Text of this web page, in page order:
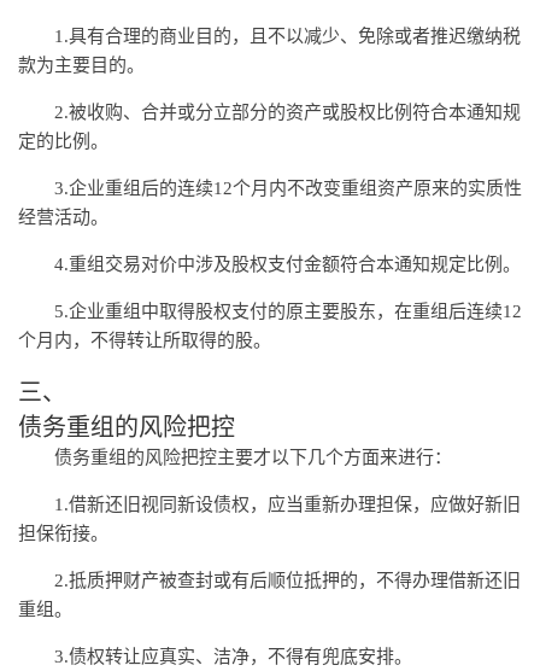
1.具有合理的商业目的，且不以减少、免除或者推迟缴纳税
款为主要目的。
2.被收购、合并或分立部分的资产或股权比例符合本通知规
定的比例。
3.企业重组后的连续12个月内不改变重组资产原来的实质性
经营活动。
4.重组交易对价中涉及股权支付金额符合本通知规定比例。
5.企业重组中取得股权支付的原主要股东，在重组后连续12
个月内，不得转让所取得的股。
三、
债务重组的风险把控
债务重组的风险把控主要才以下几个方面来进行：
1.借新还旧视同新设债权，应当重新办理担保，应做好新旧
担保衔接。
2.抵质押财产被查封或有后顺位抵押的，不得办理借新还旧
重组。
3.债权转让应真实、洁净，不得有兜底安排。